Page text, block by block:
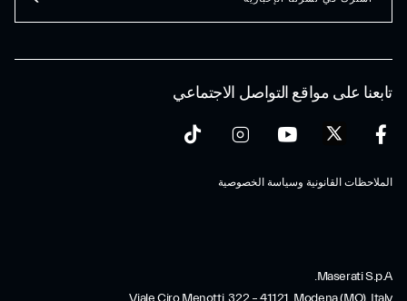
تابعنا على مواقع التواصل الاجتماعي
الملاحظات القانونية وسياسة الخصوصية
Maserati S.p.A.